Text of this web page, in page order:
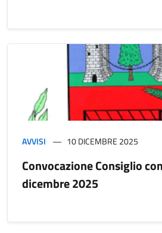
AVVISI 10 DICEMBRE 2025
Convocazione Consiglio
dicembre 2025